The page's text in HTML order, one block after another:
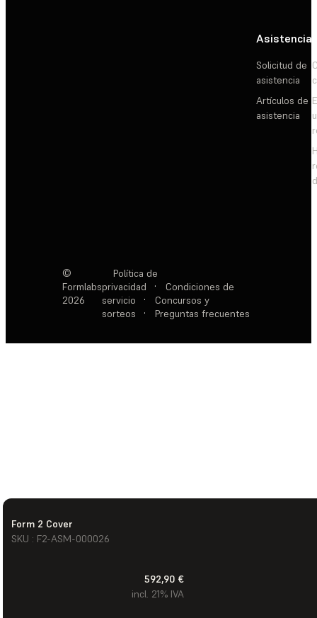
Form 2 Cover
SKU : F2-ASM-000026
592,90 €
incl. 21% IVA
Asistencia
Solicitud de
asistencia
Artículos de
asistencia
©
Formlabs
2026
Política de
privacidad
·
Condiciones de
servicio
·
Concursos y
sorteos
· Preguntas frecuentes